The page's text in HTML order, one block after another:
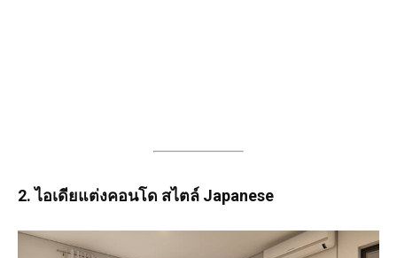
2. ไอเดียแต่งคอนโด สไตล์ Japanese